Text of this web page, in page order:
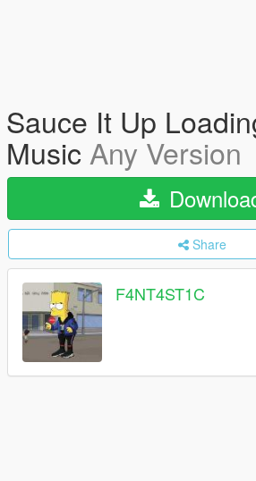
Sauce It Up
Music Any Version
Share
F4NT4ST1C